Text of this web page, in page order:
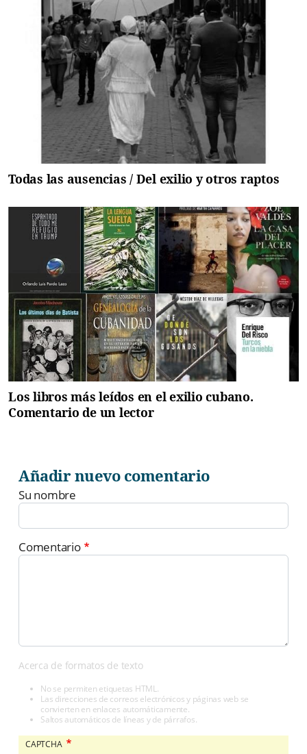
Todas las ausencias / Del exilio y otros raptos
Los libros más leídos en el exilio cubano.
Comentario de un lector
Añadir nuevo comentario
Su nombre
Comentario
Acerca de formatos de texto
No se permiten etiquetas HTML.
Las direcciones de correos electrónicos y páginas web se
convierten en enlaces automáticamente.
Saltos automáticos de líneas y de párrafos.
CAPTCHA